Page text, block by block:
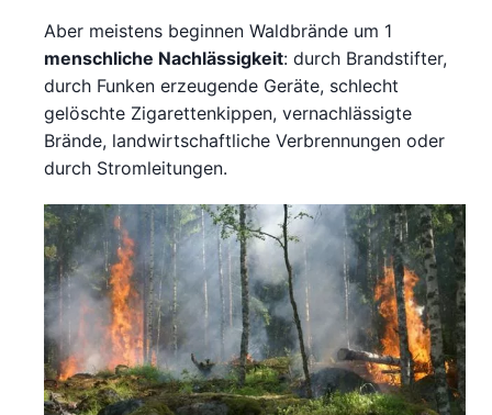
Aber meistens beginnen Waldbrände um 1
menschliche Nachlässigkeit: durch Brandstifter,
durch Funken erzeugende Geräte, schlecht
gelöschte Zigarettenkippen, vernachlässigte
Brände, landwirtschaftliche Verbrennungen oder
durch Stromleitungen.